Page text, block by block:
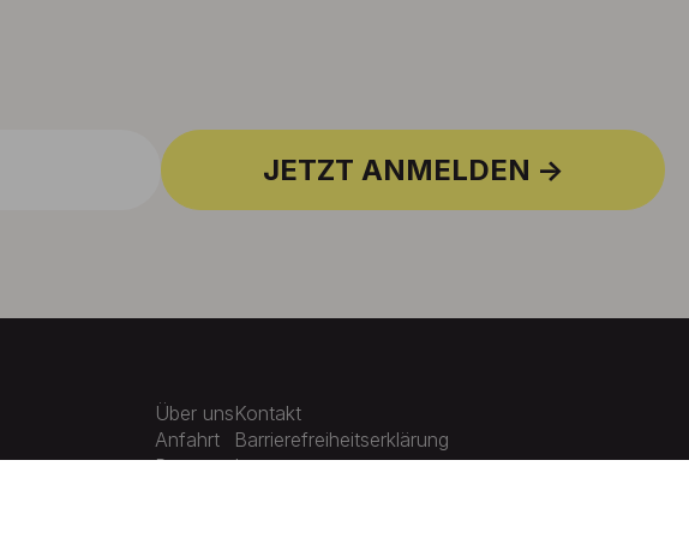
JETZT ANMELDEN
Über uns
Anfahrt
Presse
Kontakt
Barrierefreiheitserklärung
Impressum